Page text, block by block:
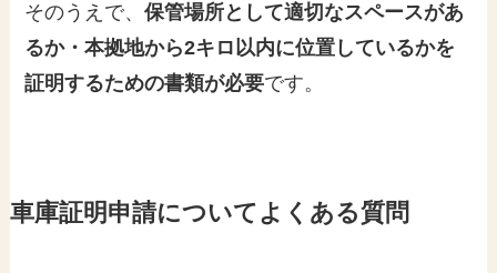
そのうえで、保管場所として適切なスペースがあ
るか・本拠地から2キロ以内に位置しているかを
証明するための書類が必要です。
車庫証明申請についてよくある質問